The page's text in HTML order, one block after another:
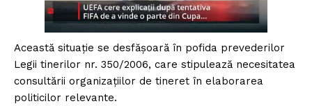
Această situație se desfășoară în pofida prevederilor
Legii tinerilor nr. 350/2006, care stipulează necesitatea
consultării organizațiilor de tineret în elaborarea
politicilor relevante.